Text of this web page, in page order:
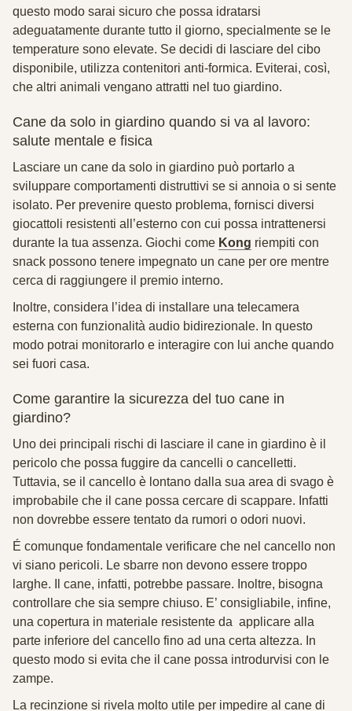
questo modo sarai sicuro che possa idratarsi
adeguatamente durante tutto il giorno, specialmente se le
temperature sono elevate. Se decidi di lasciare del cibo
disponibile, utilizza contenitori anti-formica. Eviterai, così,
che altri animali vengano attratti nel tuo giardino.
Cane da solo in giardino quando si va al lavoro:
salute mentale e fisica
Lasciare un cane da solo in giardino può portarlo a
sviluppare comportamenti distruttivi se si annoia o si sente
isolato. Per prevenire questo problema, fornisci diversi
giocattoli resistenti all’esterno con cui possa intrattenersi
durante la tua assenza. Giochi come Kong riempiti con
snack possono tenere impegnato un cane per ore mentre
cerca di raggiungere il premio interno.
Inoltre, considera l’idea di installare una telecamera
esterna con funzionalità audio bidirezionale. In questo
modo potrai monitorarlo e interagire con lui anche quando
sei fuori casa.
Come garantire la sicurezza del tuo cane in
giardino?
Uno dei principali rischi di lasciare il cane in giardino è il
pericolo che possa fuggire da cancelli o cancelletti.
Tuttavia, se il cancello è lontano dalla sua area di svago è
improbabile che il cane possa cercare di scappare. Infatti
non dovrebbe essere tentato da rumori o odori nuovi.
É comunque fondamentale verificare che nel cancello non
vi siano pericoli. Le sbarre non devono essere troppo
larghe. Il cane, infatti, potrebbe passare. Inoltre, bisogna
controllare che sia sempre chiuso. E’ consigliabile, infine,
una copertura in materiale resistente da applicare alla
parte inferiore del cancello fino ad una certa altezza. In
questo modo si evita che il cane possa introdurvisi con le
zampe.
La recinzione si rivela molto utile per impedire al cane di